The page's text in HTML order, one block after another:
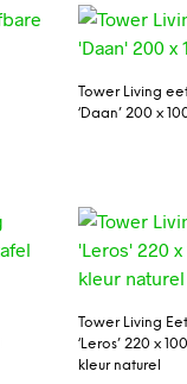
Tower Living
‘Daan’ 200 x
Tower Living
‘Leros’ 220 x
kleur naturel